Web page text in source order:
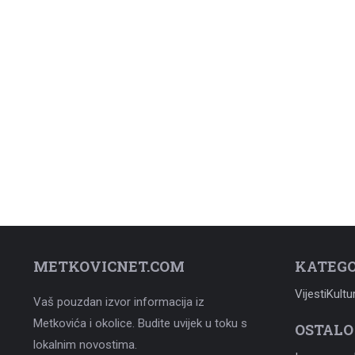
METKOVICNET.COM
Vaš pouzdan izvor informacija iz
Metkovića i okolice. Budite uvijek u toku s
lokalnim novostima.
Vijesti
OSTALO